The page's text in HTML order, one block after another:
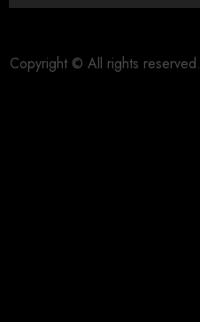
Copyright © All rights reserved.